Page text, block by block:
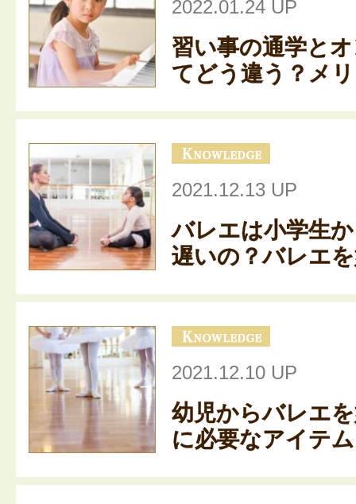
2022.01.24 UP
習い事の通学と
てどう違う？メ
2021.12.13 UP
バレエは小学生
遅いの？バレエ
2021.12.10 UP
幼児からバレエ
に必要なアイテ